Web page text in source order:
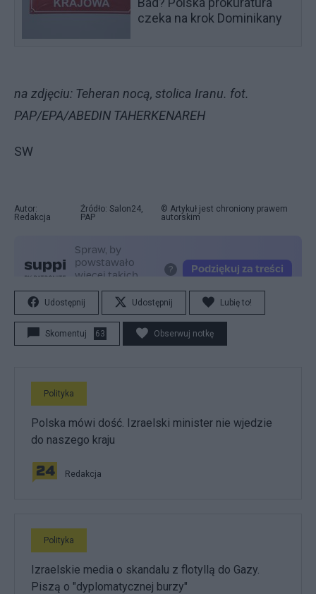
czeka na krok Dominikany
na zdjęciu: Teheran nocą, stolica Iranu. fot.
PAP/EPA/ABEDIN TAHERKENAREH
SW
Autor:
Redakcja
Źródło: Salon24,
PAP
© Artykuł jest chroniony prawem
autorskim
Udostępnij Udostępnij Lubię to!
Skomentuj 63 Obserwuj notkę
Polityka
Polska mówi dość. Izraelski minister nie wjedzie
do naszego kraju
Redakcja
Polityka
Izraelskie media o skandalu z flotyllą do Gazy.
Piszą o "dyplomatycznej burzy"